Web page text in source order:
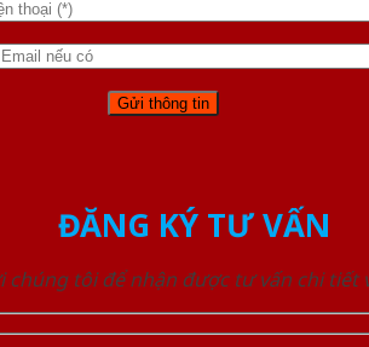
ĐĂNG KÝ TƯ VẤN
chúng tôi để nhận được tư vấn chi tiết